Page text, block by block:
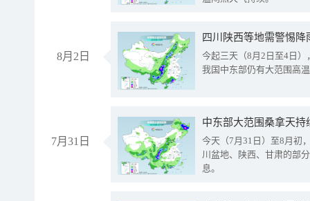
8月2日
今起三天（8月2日至4日
我国中东部仍有大范围高
7月31日
中东部大范围桑拿天
今天（7月31日）至8月初
川盆地、陕西、甘肃的部
息。